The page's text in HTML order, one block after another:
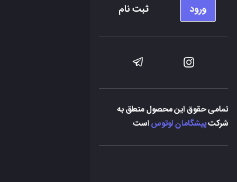
ورود ثبت نام
تمامی حقوق این محصول متعلق به
شرکتپیشگامان لوتوساست